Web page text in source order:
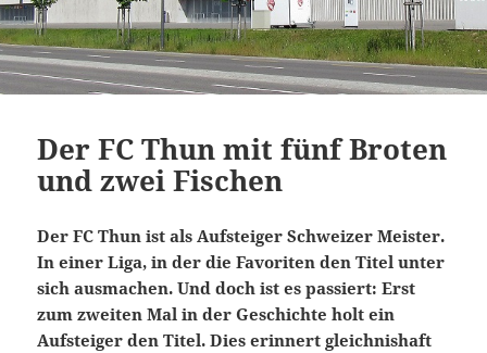
Der FC Thun mit fünf Broten
und zwei Fischen
Der FC Thun ist als Aufsteiger Schweizer Meister.
In einer Liga, in der die Favoriten den Titel unter
sich ausmachen. Und doch ist es passiert: Erst
zum zweiten Mal in der Geschichte holt ein
Aufsteiger den Titel. Dies erinnert gleichnishaft